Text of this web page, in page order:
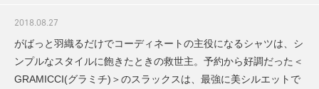
2018.08.27
がばっと羽織るだけでコーディネートの主役になるシャツは、シ
ンプルなスタイルに飽きたときの救世主。予約から好調だった＜
GRAMICCI(グラミチ)＞のスラックスは、最強に美シルエットで